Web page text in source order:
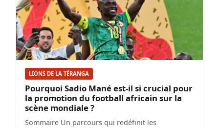
LIONS DE LA TÉRANGA
Pourquoi Sadio Mané est-il si crucial pour
la promotion du football africain sur la
scène mondiale ?
Sommaire Un parcours qui redéfinit les